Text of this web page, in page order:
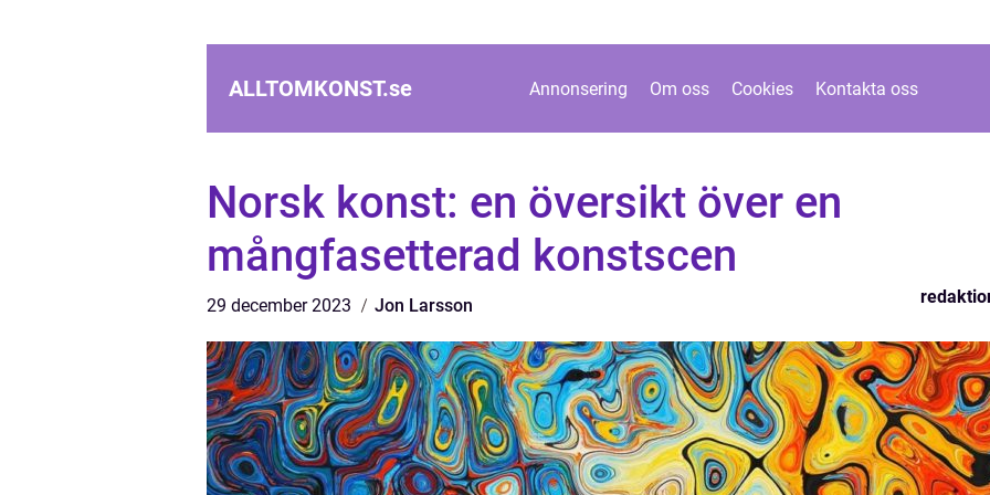
ALLTOMKONST.se Annonsering Om oss Cookies Kontakta oss
Norsk konst: en översikt över en
mångfasetterad konstscen
29 december 2023 Jon Larsson